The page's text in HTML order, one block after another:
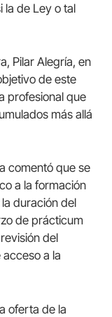
la de Ley o tal
Pilar Alegría, en
de este
profesional que
más allá
comentó que se
a la formación
duración del
de prácticum
del
a la
oferta de la